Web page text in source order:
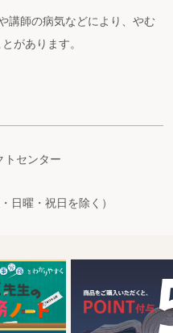
講師の病気などにより、やむ
があります。
トセンター
曜・祝日を除く）